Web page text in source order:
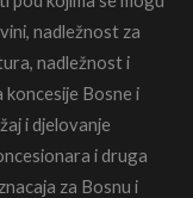
nadležnost za
nadležnost i
koncesije Bosne i
i djelovanje
i druga
za Bosnu i